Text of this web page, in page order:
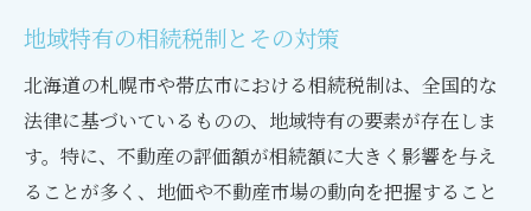
特定地域での特例措置とその活用
法律と地元文化の相乗効果
地域の専門家と連携するメリット
実際のケーススタディから学ぶ相続問題の解決
地域特有の相続税制とその対策
北海道の札幌市や帯広市における相続税制は、全国的な
法律に基づいているものの、地域特有の要素が存在しま
す。特に、不動産の評価額が相続額に大きく影響を与え
ることが多く、地価や不動産市場の動向を把握すること